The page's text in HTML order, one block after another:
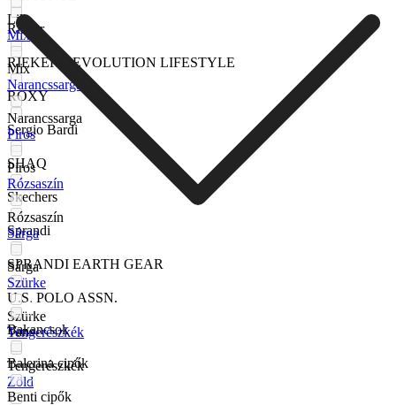
Rieker
RIEKER REVOLUTION LIFESTYLE
ROXY
Sergio Bardi
SHAQ
Skechers
Sprandi
SPRANDI EARTH GEAR
U.S. POLO ASSN.
Vans
Lila
Mix
Mix
Narancssarga
Narancssarga
Piros
Piros
Rózsaszín
Rózsaszín
Sárga
Sárga
Szürke
Szürke
Tengerészkék
Tengerészkék
Zöld
Bakancsok
Balerina cipők
Benti cipők